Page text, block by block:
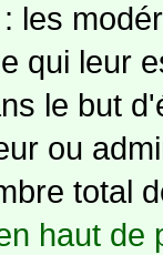
les
qui leur
le but
ou
total
haut de